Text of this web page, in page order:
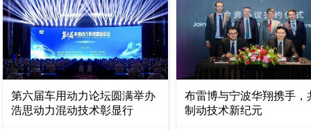
第六届车用动力论坛圆满举办
浩思动力混动技术彰显行
布雷博与宁波华翔携手，
制动技术新纪元